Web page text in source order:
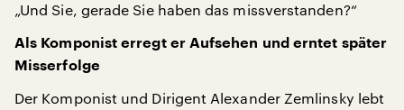
„Und Sie, gerade Sie haben das missverstanden?“
Als Komponist erregt er Aufsehen und erntet später
Misserfolge
Der Komponist und Dirigent Alexander Zemlinsky lebt